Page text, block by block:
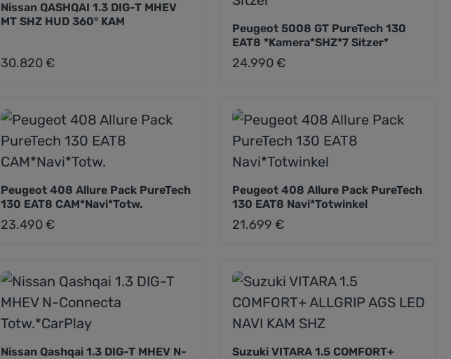
Nissan QASHQAI 1.3 DIG-T MHEV
MT SHZ HUD 360° KAM
Regulärer Preis:
30.820 €
Peugeot 5008 GT PureTech 130
EAT8 *Kamera*SHZ*7 Sitzer*
Regulärer Preis:
24.990 €
Peugeot 408 Allure Pack PureTech
130 EAT8 CAM*Navi*Totw.
Regulärer Preis:
23.490 €
Peugeot 408 Allure Pack PureTech
130 EAT8 Navi*Totwinkel
Regulärer Preis:
21.699 €
Nissan Qashqai 1.3 DIG-T MHEV N-
Suzuki VITARA 1.5 COMFORT+